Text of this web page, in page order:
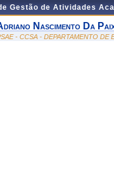
Gestão de Atividades
Nascimento Da
- CCSA - DEPARTAMENTO DE